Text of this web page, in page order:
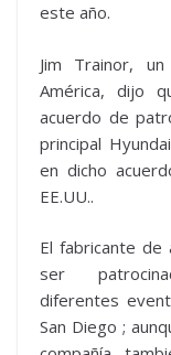
este año.
Jim Trainor,
América, dijo
acuerdo de
principal
en dicho
EE.UU..
El fabricante de
ser
diferentes
San Diego ;